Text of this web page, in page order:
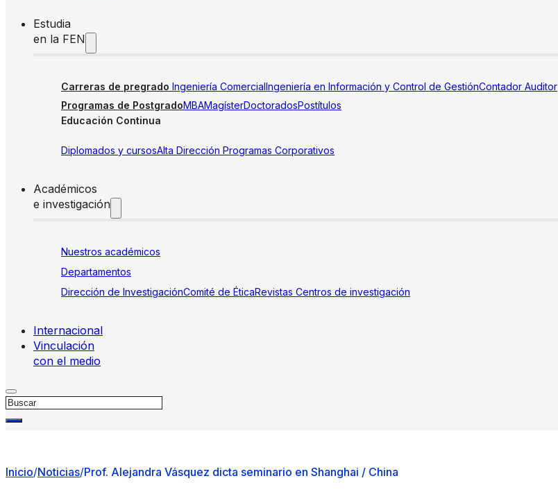
Estudia
en la FEN
Carreras de pregrado Ingeniería ComercialIngeniería en Información y Control de GestiónContador Auditor
Programas de PostgradoMBAMagísterDoctoradosPostítulos
Educación Continua
Diplomados y cursosAlta Dirección Programas Corporativos
Académicos
e investigación
Nuestros académicos
Departamentos
Dirección de InvestigaciónComité de ÉticaRevistas Centros de investigación
Internacional
Vinculación
con el medio
Buscar
Inicio/Noticias/Prof. Alejandra Vásquez dicta seminario en Shanghai / China